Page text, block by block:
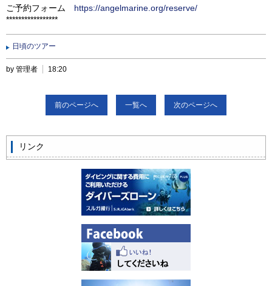
ご予約フォーム https://angelmarine.org/reserve/
*****************
日頃のツアー
by 管理者 18:20
前のページへ 一覧へ 次のページへ
リンク